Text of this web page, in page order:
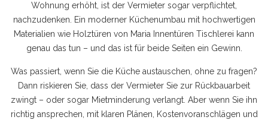
Wohnung erhöht, ist der Vermieter sogar verpflichtet,
nachzudenken. Ein moderner Küchenumbau mit hochwertigen
Materialien wie Holztüren von Maria Innentüren Tischlerei kann
genau das tun – und das ist für beide Seiten ein Gewinn.
Was passiert, wenn Sie die Küche austauschen, ohne zu fragen?
Dann riskieren Sie, dass der Vermieter Sie zur Rückbauarbeit
zwingt – oder sogar Mietminderung verlangt. Aber wenn Sie ihn
richtig ansprechen, mit klaren Plänen, Kostenvoranschlägen und